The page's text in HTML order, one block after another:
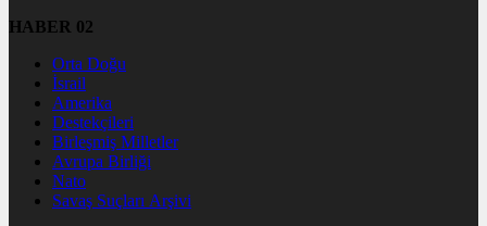
HABER 02
Orta Doğu
İsrail
Amerika
Destekçileri
Birleşmiş Milletler
Avrupa Birliği
Nato
Savaş Suçları Arşivi